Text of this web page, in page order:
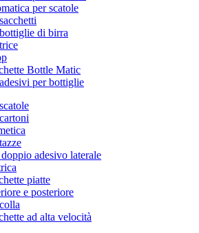
per scatole
di birra
Bottle Matic
per bottiglie
adesivo laterale
piatte
e posteriore
ad alta velocità